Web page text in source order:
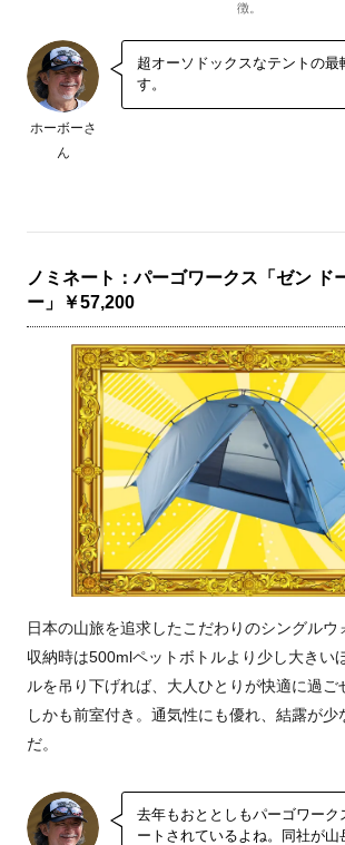
徴。
ホーボーさ
ん
超オーソドックスなテントの最
す。
ノミネート：パーゴワークス「ゼン ド
ー」￥57,200
日本の山旅を追求したこだわりのシングルウ
収納時は500mlペットボトルより少し大きい
ルを吊り下げれば、大人ひとりが快適に過ご
しかも前室付き。通気性にも優れ、結露が少
だ。
去年もおととしもパーゴワーク
ートされているよね。同社が山